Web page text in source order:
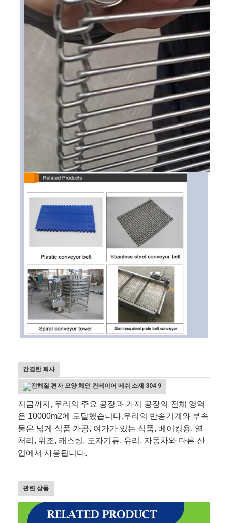
간결한 회사
지금까지, 우리의 주요 공장과 가지 공장의 전체 영역
은 10000m2에 도달했습니다.우리의 반송기계와 부속
물은 넓게 식품 가공, 여가가 있는 식품, 베이킹용, 열
처리, 위조, 캐스팅, 도자기류, 유리, 자동차와 다른 산
업에서 사용됩니다.
관련 상품